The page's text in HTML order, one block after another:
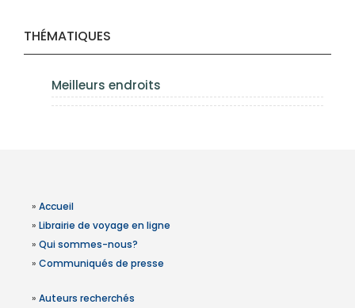
THÉMATIQUES
Meilleurs endroits
» Accueil
» Librairie de voyage en ligne
» Qui sommes-nous?
» Communiqués de presse
» Auteurs recherchés